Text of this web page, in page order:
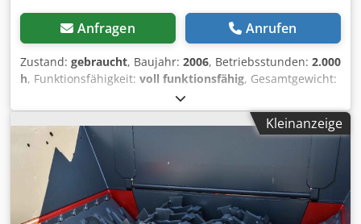
Anfragen Anrufen
Zustand: gebraucht, Baujahr: 2006, Betriebsstunden: 2.000
h, Funktionsfähigkeit: voll funktionsfähig, Gesamtgewicht:
2 kW (2,72 PS)
elektrisch, Farbe:Rot, Anzahl der Klingen:5, Wellen mit
7/7 Scheiben mit 5 Messern pro Scheibe Brechbalken mit
Kamm neue Hydraulikschläuche aufbereitetes
Hydrauliksystem aufbereitetes Bedienfeld Dcjdpfxjzh H Uuj
Acaek stabiler Hakenliftrahmen Austragsband: 1.400 mm
Breite Abwurfhöhe 3.400 mm Funkfernsteuerung
Kleinanzeige